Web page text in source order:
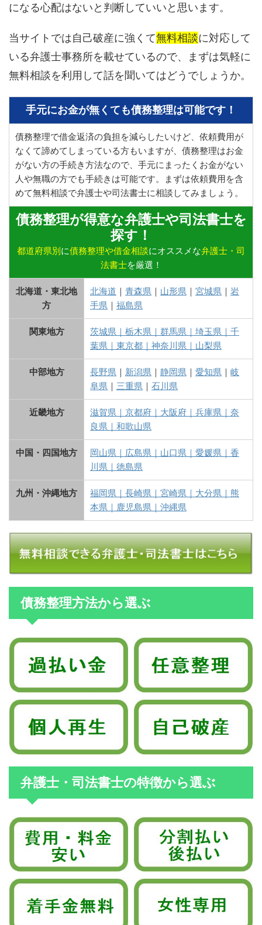
になる心配はないと判断していいと思います。
当サイトでは自己破産に強くて無料相談に対応して
いる弁護士事務所を載せているので、まずは気軽に
無料相談を利用して話を聞いてはどうでしょうか。
手元にお金が無くても債務整理は可能です！
債務整理で借金返済の負担を減らしたいけど、依頼費用が
なくて諦めてしまっている方もいますが、債務整理はお金
がない方の手続き方法なので、手元にまったくお金がない
人や無職の方でも手続きは可能です。まずは依頼費用を含
めて無料相談で弁護士や司法書士に相談してみましょう。
債務整理が得意な弁護士や司法書士を
探す！
都道府県別に債務整理や借金相談にオススメな弁護士・司
法書士を厳選！
北海道・東北地
方
北海道 ｜ 青森県 ｜ 山形県 ｜ 宮城県 ｜ 岩
手県 ｜ 福島県
関東地方 茨城県 ｜ 栃木県 ｜ 群馬県 ｜ 埼玉県 ｜ 千
葉県 ｜ 東京都 ｜ 神奈川県 ｜ 山梨県
中部地方 長野県 ｜ 新潟県 ｜ 静岡県 ｜ 愛知県 ｜ 岐
阜県 ｜ 三重県 ｜ 石川県
近畿地方 滋賀県 ｜ 京都府 ｜ 大阪府 ｜ 兵庫県 ｜ 奈
良県 ｜ 和歌山県
中国・四国地方 岡山県 ｜ 広島県 ｜ 山口県 ｜ 愛媛県 ｜ 香
川県 ｜ 徳島県
九州・沖縄地方 福岡県 ｜ 長崎県 ｜ 宮崎県 ｜ 大分県 ｜ 熊
本県 ｜ 鹿児島県 ｜ 沖縄県
債務整理方法から選ぶ
弁護士・司法書士の特徴から選ぶ